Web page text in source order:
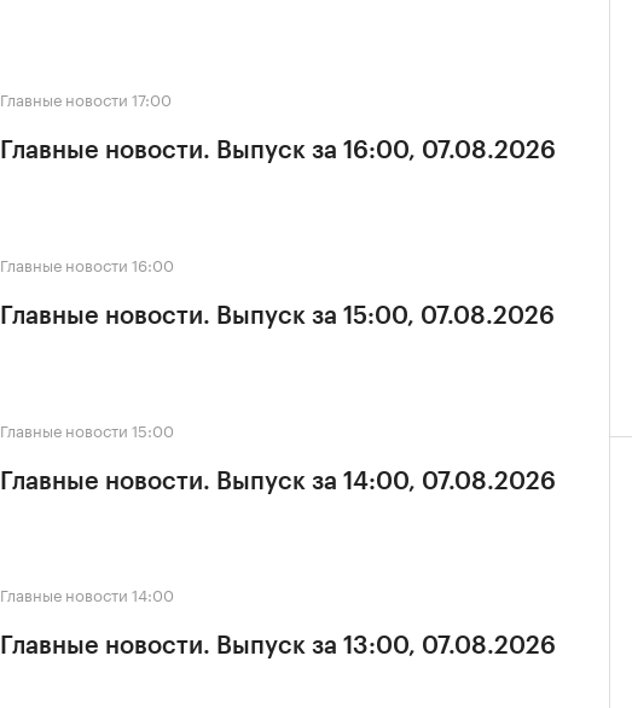
Главные новости 17:00
Главные новости. Выпуск за 16:00, 07.08.2026
Главные новости 16:00
Главные новости. Выпуск за 15:00, 07.08.2026
Главные новости 15:00
Главные новости. Выпуск за 14:00, 07.08.2026
Главные новости 14:00
Главные новости. Выпуск за 13:00, 07.08.2026